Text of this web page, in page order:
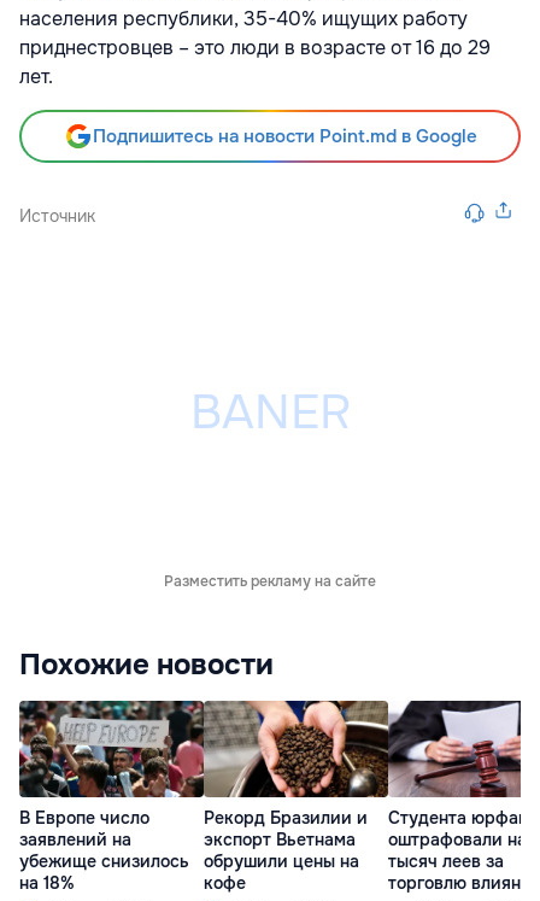
населения республики, 35-40% ищущих работу
приднестровцев – это люди в возрасте от 16 до 29
лет.
Подпишитесь на новости Point.md в Google
Источник
Разместить рекламу на сайте
Похожие новости
В Европе число
заявлений на
убежище снизилось
на 18%
Рекорд Бразилии и
экспорт Вьетнама
обрушили цены на
кофе
Студента юрфака
оштрафовали на
тысяч леев за
торговлю